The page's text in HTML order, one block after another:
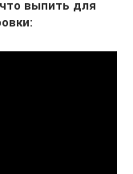
выпить для